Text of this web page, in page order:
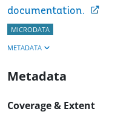
documentation.
MICRODATA
METADATA
Metadata
Coverage & Extent